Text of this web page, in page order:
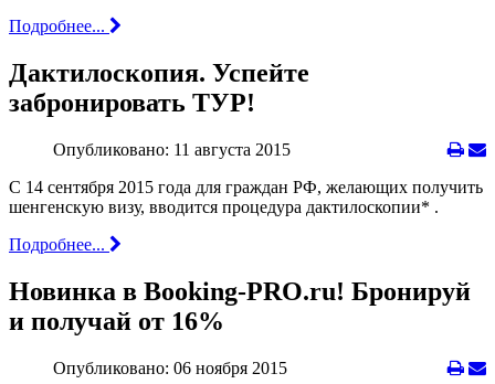
Подробнее...
Дактилоскопия. Успейте
забронировать ТУР!
Опубликовано: 11 августа 2015
С 14 сентября 2015 года для граждан РФ, желающих получить
шенгенскую визу, вводится процедура дактилоскопии* .
Подробнее...
Новинка в Booking-PRO.ru! Бронируй
и получай от 16%
Опубликовано: 06 ноября 2015